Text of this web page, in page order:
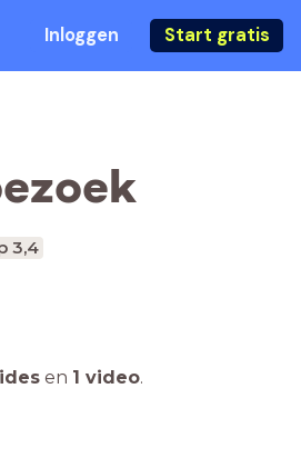
Inloggen Start gratis
3,4
en 1 video.